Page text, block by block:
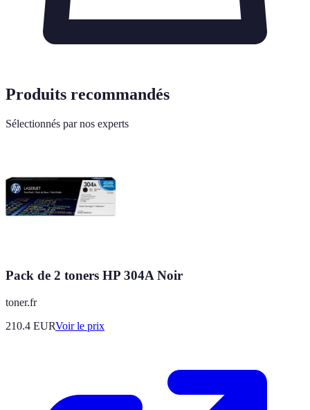
Produits recommandés
Sélectionnés par nos experts
Pack de 2 toners HP 304A Noir
toner.fr
210.4 EURVoir le prix